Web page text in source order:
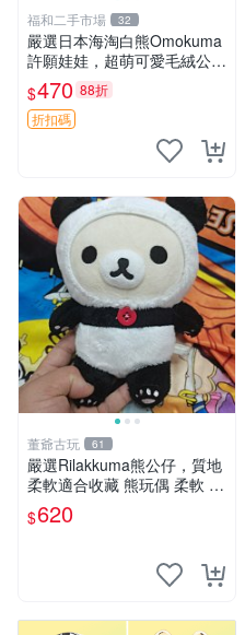
福和二手市場 32
嚴選日本海淘白熊Omokuma
許願娃娃，超萌可愛毛絨公仔
推薦收藏 白熊 Omokuma 毛
絨玩具 偽裝娃娃 玩具擺飾
$470 88折
折扣碼
董爺古玩 61
嚴選Rilakkuma熊公仔，質地
柔軟適合收藏 熊玩偶 柔軟 公
仔 收藏
$620